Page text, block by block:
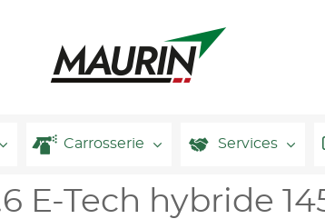
Carrosserie Services
E-Tech hybride